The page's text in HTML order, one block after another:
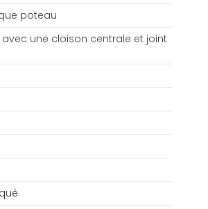
poteau
une cloison centrale et joint